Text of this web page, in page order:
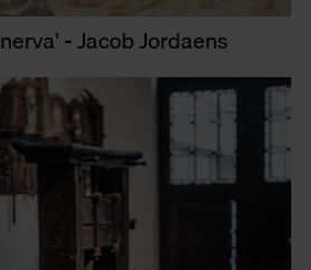
- Jacob Jordaens